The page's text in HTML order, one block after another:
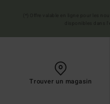
Trouver un magasin